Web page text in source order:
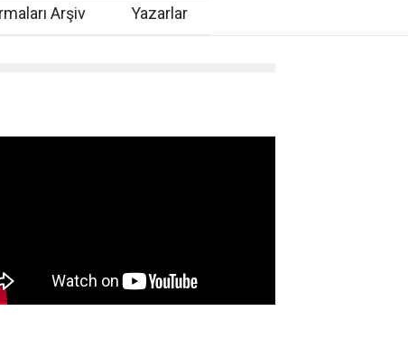
Arşiv Yazarlar